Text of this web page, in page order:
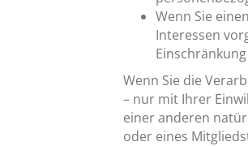
Wenn Sie
Interessen
Wenn Sie die
– nur mit Ihrer
einer anderen
oder eines